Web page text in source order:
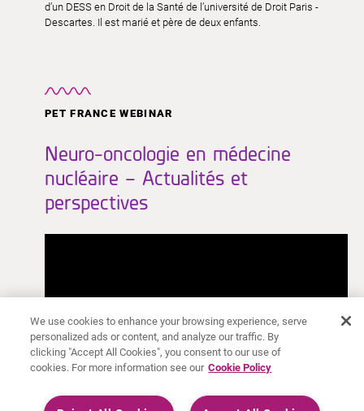
d’un DESS en Droit de la Santé de l’université de Droit Paris -
Descartes. Il est marié et père de deux enfants.
PET FRANCE WEBINAR
Neuro-oncologie en médecine
nucléaire – Actualités et
perspectives
We use cookies to enhance your browsing experience, serve
personalized ads or content, and analyze our traffic. By
clicking "Accept All Cookies", you consent to our use of
cookies. For more information see our Cookie Policy